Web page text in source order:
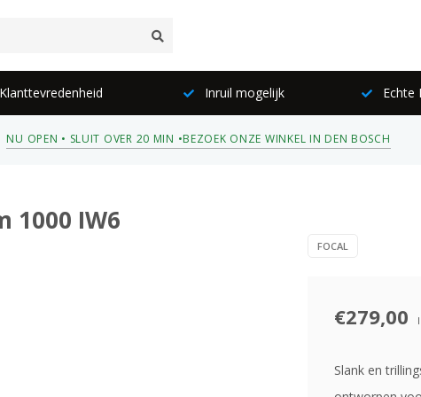
Inruil mogelijk Echte
NU OPEN • SLUIT OVER 20 MIN •BEZOEK ONZE WINKEL IN DEN BOSCH
1000 IW6
FOCAL
€279,00
Slank en